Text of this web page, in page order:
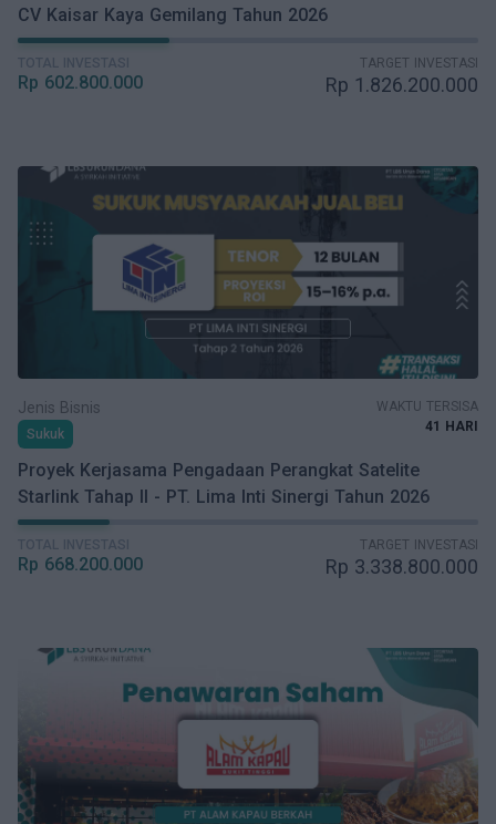
CV Kaisar Kaya Gemilang Tahun 2026
TOTAL INVESTASI
Rp 602.800.000
TARGET INVESTASI
Rp 1.826.200.000
Jenis Bisnis
Sukuk
WAKTU TERSISA
41 HARI
Proyek Kerjasama Pengadaan Perangkat Satelite
Starlink Tahap II - PT. Lima Inti Sinergi Tahun 2026
TOTAL INVESTASI
Rp 668.200.000
TARGET INVESTASI
Rp 3.338.800.000